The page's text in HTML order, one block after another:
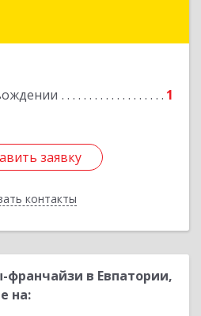
1
заявку
контакты
заявку
Назад
в Евпатории,
на: